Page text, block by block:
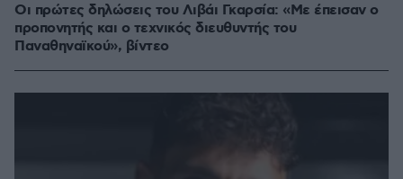
Οι πρώτες δηλώσεις του Λιβάι Γκαρσία: «Με έπεισαν ο
προπονητής και ο τεχνικός διευθυντής του
Παναθηναϊκού», βίντεο